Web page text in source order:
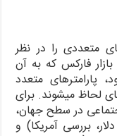
متعددی را در نظر
فارکس که به آن
پارامترهای متعدد
لحاظ میشوند. برای
در سطح جهان،
بررسی آمریکا) و